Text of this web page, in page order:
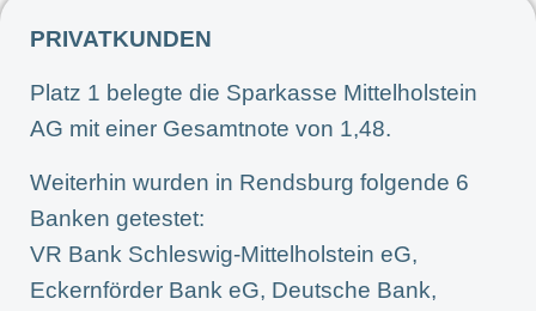
PRIVATKUNDEN
Platz 1 belegte die Sparkasse Mittelholstein
AG mit einer Gesamtnote von 1,48.
Weiterhin wurden in Rendsburg folgende 6
Banken getestet:
VR Bank Schleswig-Mittelholstein eG,
Eckernförder Bank eG, Deutsche Bank,